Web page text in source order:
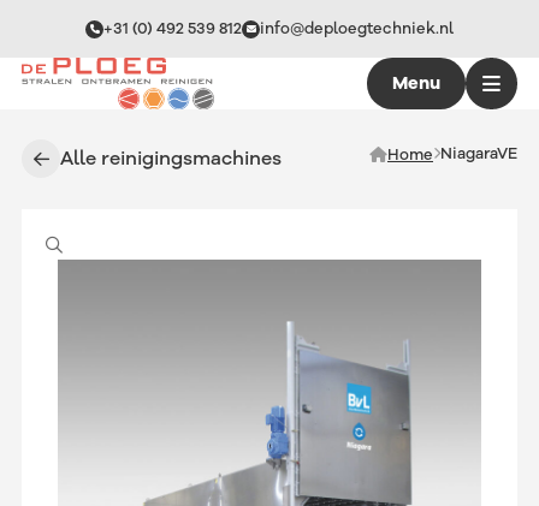
+31 (0) 492 539 812 info@deploegtechniek.nl
Menu
Alle reinigingsmachines Home NiagaraVE